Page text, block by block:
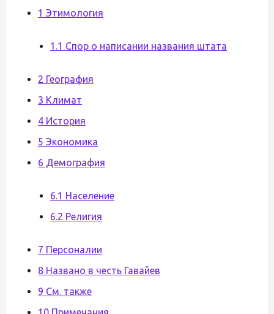
1 Этимология
1.1 Спор о написании названия штата
2 География
3 Климат
4 История
5 Экономика
6 Демография
6.1 Население
6.2 Религия
7 Персоналии
8 Названо в честь Гавайев
9 См. также